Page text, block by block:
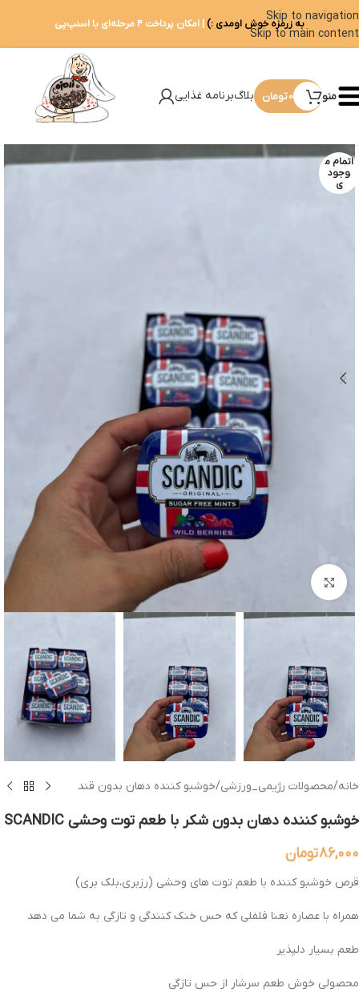
Skip to navigation
Skip to main content
به زرمزه خوش اومدی :) | امکان پرداخت ۴ مرحله‌ای با اسنپ‌پی
منو 0تومان بلاگبرنامه غذایی
اتمام م
وجود
ی
بزرگنمایی تصویر
خانه/محصولات رژیمی_ورزشی/خوشبو کننده دهان بدون قند
خوشبو کننده دهان بدون شکر با طعم توت وحشی SCANDIC
۸۶,۰۰۰تومان
قرص خوشبو کننده با طعم توت های وحشی (رزبری،بلک بری)
همراه با عصاره نعنا فلفلی که حس خنک کنندگی و تازگی به شما می دهد
طعم بسیار دلپذیر
محصولی خوش طعم سرشار از حس تازگی